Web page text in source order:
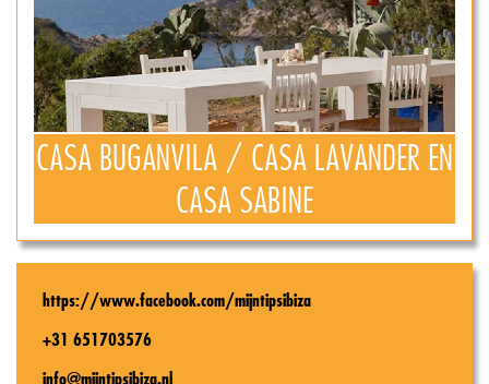
CASA BUGANVILA / CASA LAVANDER EN
CASA SABINE
https://www.facebook.com/mijntipsibiza
+31 651703576
info@mijntipsibiza.nl